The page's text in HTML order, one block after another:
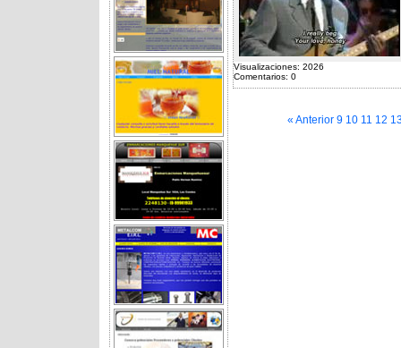
Visualizaciones: 2026
Comentarios: 0
« Anterior 9 10 11 12